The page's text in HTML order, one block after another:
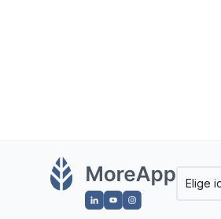
Elige